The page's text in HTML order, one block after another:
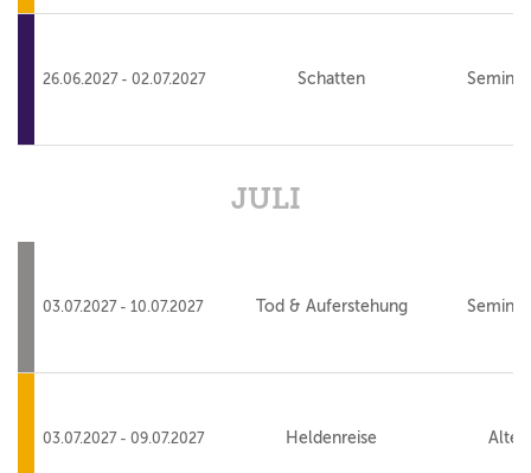
26.06.2027 - 02.07.2027 Schatten
JULI
03.07.2027 - 10.07.2027 Tod & Auferstehung
03.07.2027 - 09.07.2027 Heldenreise Alte